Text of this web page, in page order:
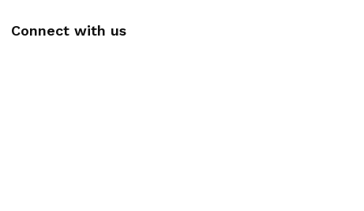
Connect with us